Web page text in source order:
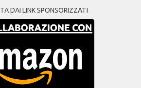
DAI LINK SPONSORIZZATI